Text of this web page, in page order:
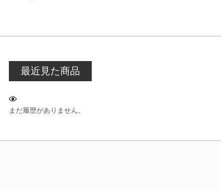
最近見た商品
まだ履歴がありません。